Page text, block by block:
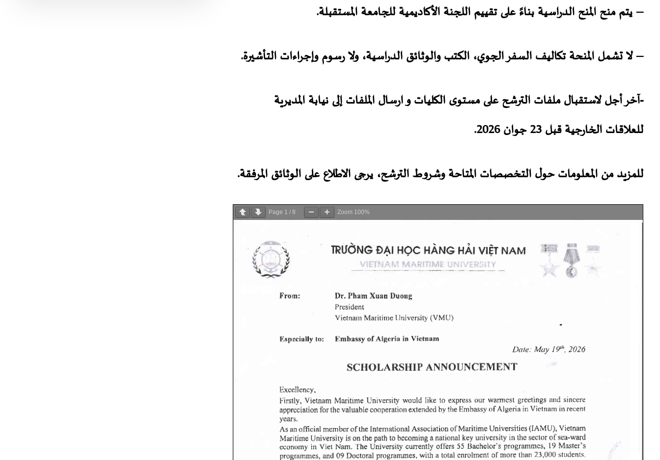
– يتم منح المنح الدراسية بناءً على تقييم اللجنة الأكاديمية للجامعة المستقبلة.
– لا تشمل المنحة تكاليف السفر الجوي، الكتب والوثائق الدراسية، ولا رسوم وإجراءات التأشيرة.
-آخر أجل لاستقبال ملفات الترشح على مستوى الكليات و ارسال الملفات إلى نيابة المديرية
للعلاقات الخارجية قبل 23 جوان 2026.
للمزيد من المعلومات حول التخصصات المتاحة وشروط الترشح، يرجى الاطلاع على الوثائق المرفقة.
Page 1 /8 Zoom 100%